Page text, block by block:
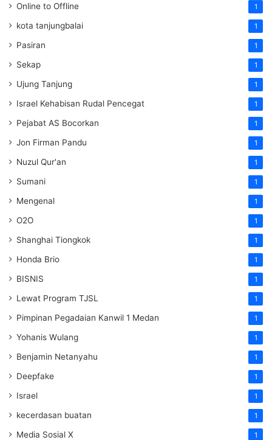
Online to Offline 1
kota tanjungbalai 1
Pasiran 1
Sekap 1
Ujung Tanjung 1
Israel Kehabisan Rudal Pencegat 1
Pejabat AS Bocorkan 1
Jon Firman Pandu 1
Nuzul Qur'an 1
Sumani 1
Mengenal 1
O2O 1
Shanghai Tiongkok 1
Honda Brio 1
BISNIS 1
Lewat Program TJSL 1
Pimpinan Pegadaian Kanwil 1 Medan 1
Yohanis Wulang 1
Benjamin Netanyahu 1
Deepfake 1
Israel 1
kecerdasan buatan 1
Media Sosial X 1